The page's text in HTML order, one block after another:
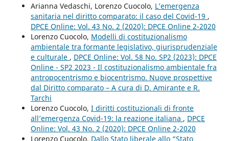
Arianna Vedaschi, Lorenzo Cuocolo, L’emergenza
sanitaria nel diritto comparato: il caso del Covid-19 ,
DPCE Online: Vol. 43 No. 2 (2020): DPCE Online 2-2020
Lorenzo Cuocolo, Modelli di costituzionalismo
ambientale tra formante legislativo, giurisprudenziale
e culturale , DPCE Online: Vol. 58 No. SP2 (2023): DPCE
Online - SP2 2023 - Il costituzionalismo ambientale fra
antropocentrismo e biocentrismo. Nuove prospettive
dal Diritto comparato – A cura di D. Amirante e R.
Tarchi
Lorenzo Cuocolo, I diritti costituzionali di fronte
all’emergenza Covid-19: la reazione italiana , DPCE
Online: Vol. 43 No. 2 (2020): DPCE Online 2-2020
Lorenzo Cuocolo, Dallo Stato liberale allo “Stato